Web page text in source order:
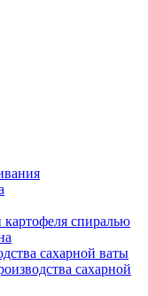
спиралью
сахарной ваты
сахарной